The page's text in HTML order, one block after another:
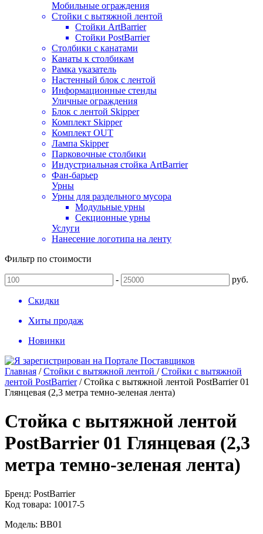
Мобильные ограждения
Стойки с вытяжной лентой
Стойки ArtBarrier
Стойки PostBarrier
Столбики с канатами
Канаты к столбикам
Рамка указатель
Настенный блок с лентой
Информационные стенды
Уличные ограждения
Блок с лентой Skipper
Комплект Skipper
Комплект OUT
Лампа Skipper
Парковочные столбики
Индустриальная стойка ArtBarrier
Фан-барьер
Урны
Урны для раздельного мусора
Модульные урны
Секционные урны
Услуги
Нанесение логотипа на ленту
Фильтр по стоимости
- руб.
Скидки
Хиты продаж
Новинки
Главная /Стойки с вытяжной лентой /Стойки с вытяжной
лентой PostBarrier/Стойка с вытяжной лентой PostBarrier 01
Глянцевая (2,3 метра темно-зеленая лента)
Стойка с вытяжной лентой
PostBarrier 01 Глянцевая (2,3
метра темно-зеленая лента)
Бренд: PostBarrier
Код товара: 10017-5
Модель: BB01